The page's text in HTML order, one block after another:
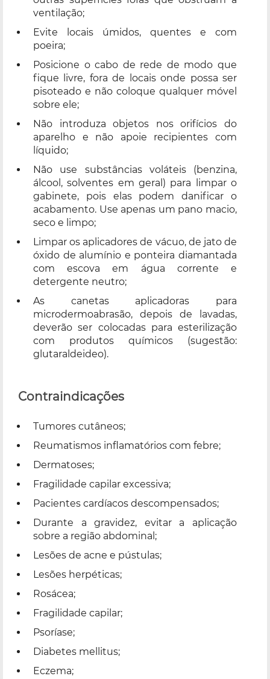
ventilação;
Evite locais úmidos, quentes e com
poeira;
Posicione o cabo de rede de modo que
fique livre, fora de locais onde possa ser
pisoteado e não coloque qualquer móvel
sobre ele;
Não introduza objetos nos orifícios do
aparelho e não apoie recipientes com
líquido;
Não use substâncias voláteis (benzina,
álcool, solventes em geral) para limpar o
gabinete, pois elas podem danificar o
acabamento. Use apenas um pano macio,
seco e limpo;
Limpar os aplicadores de vácuo, de jato de
óxido de alumínio e ponteira diamantada
com escova em água corrente e
detergente neutro;
As canetas aplicadoras para
microdermoabrasão, depois de lavadas,
deverão ser colocadas para esterilização
com produtos químicos (sugestão:
glutaraldeideo).
Contraindicações
Tumores cutâneos;
Reumatismos inflamatórios com febre;
Dermatoses;
Fragilidade capilar excessiva;
Pacientes cardíacos descompensados;
Durante a gravidez, evitar a aplicação
sobre a região abdominal;
Lesões de acne e pústulas;
Lesões herpéticas;
Rosácea;
Fragilidade capilar;
Psoríase;
Diabetes mellitus;
Eczema;